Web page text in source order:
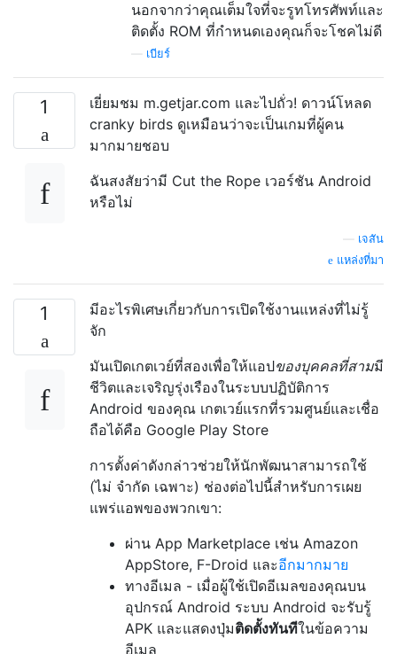
นอกจากว่าคุณเต็มใจที่จะรูทโทรศัพท์และ
ติดตั้ง ROM ที่กำหนดเองคุณก็จะโชคไม่ดี
เบียร์
1
เยี่ยมชม m.getjar.com และไปถั่ว! ดาวน์โหลด
cranky birds ดูเหมือนว่าจะเป็นเกมที่ผู้คน
มากมายชอบ
ฉันสงสัยว่ามี Cut the Rope เวอร์ชัน Android
หรือไม่
เจสัน
แหล่งที่มา
1
มีอะไรพิเศษเกี่ยวกับการเปิดใช้งานแหล่งที่ไม่รู้
จัก
มันเปิดเกตเวย์ที่สองเพื่อให้แอปของบุคคลที่สามมี
ชีวิตและเจริญรุ่งเรืองในระบบปฏิบัติการ
Android ของคุณ เกตเวย์แรกที่รวมศูนย์และเชื่อ
ถือได้คือ Google Play Store
การตั้งค่าดังกล่าวช่วยให้นักพัฒนาสามารถใช้
(ไม่ จำกัด เฉพาะ) ช่องต่อไปนี้สำหรับการเผย
แพร่แอพของพวกเขา:
ผ่าน App Marketplace เช่น Amazon
AppStore, F-Droid และอีกมากมาย
ทางอีเมล - เมื่อผู้ใช้เปิดอีเมลของคุณบน
อุปกรณ์ Android ระบบ Android จะรับรู้
APK และแสดงปุ่มติดตั้งทันทีในข้อความ
อีเมล